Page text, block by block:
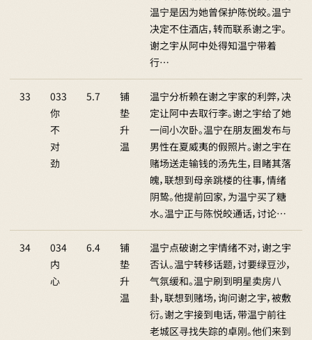
温宁是因为她曾保护陈悦皎。温宁
决定不住酒店，转而联系谢之宇。
谢之宇从阿中处得知温宁带着
行…
33
033
你
不
对
劲
5.7
铺
垫
升
温
温宁分析赖在谢之宇家的利弊，决
定让阿中去取行李。谢之宇给了她
一间小次卧。温宁在朋友圈发布与
男性在夏威夷的假照片。谢之宇在
赌场送走输钱的汤先生，目睹其落
魄，联想到母亲跳楼的往事，情绪
阴鸷。他提前回家，为温宁买了糖
水。温宁正与陈悦皎通话，讨论…
34
034
内
心
6.4
铺
垫
升
温
温宁点破谢之宇情绪不对，谢之宇
否认。温宁转移话题，讨要绿豆沙，
气氛缓和。温宁刷到明星卖房八
卦，联想到赌场，询问谢之宇，被敷
衍。谢之宇接到电话，带温宁前往
老城区寻找失踪的卓刚。他们来到